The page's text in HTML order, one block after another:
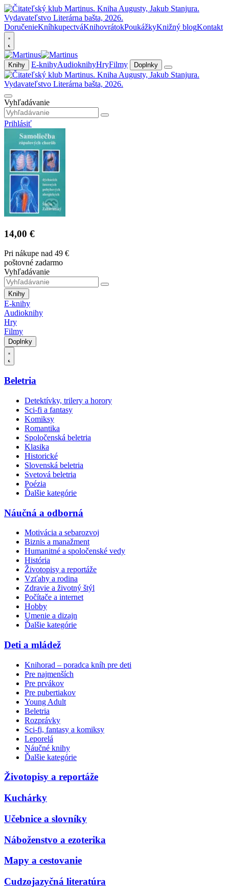
DoručenieKníhkupectváKnihovrátokPoukážkyKnižný blogKontakt
Knihy E-knihyAudioknihyHryFilmy Doplnky
Vyhľadávanie
Prihlásiť
14,00 €
Pri nákupe nad 49 €
poštovné zadarmo
Vyhľadávanie
Knihy
E-knihy
Audioknihy
Hry
Filmy
Doplnky
Beletria
Detektívky, trilery a horory
Sci-fi a fantasy
Komiksy
Romantika
Spoločenská beletria
Klasika
Historické
Slovenská beletria
Svetová beletria
Poézia
Ďalšie kategórie
Náučná a odborná
Motivácia a sebarozvoj
Biznis a manažment
Humanitné a spoločenské vedy
História
Životopisy a reportáže
Vzťahy a rodina
Zdravie a životný štýl
Počítače a internet
Hobby
Umenie a dizajn
Ďalšie kategórie
Deti a mládež
Knihorad – poradca kníh pre deti
Pre najmenších
Pre prvákov
Pre pubertiakov
Young Adult
Beletria
Rozprávky
Sci-fi, fantasy a komiksy
Leporelá
Náučné knihy
Ďalšie kategórie
Životopisy a reportáže
Kuchárky
Učebnice a slovníky
Náboženstvo a ezoterika
Mapy a cestovanie
Cudzojazyčná literatúra